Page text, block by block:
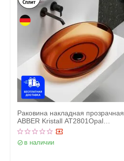
Раковина накладная прозрачная
ABBER Kristall AT2801Opal
коричневая
в наличии